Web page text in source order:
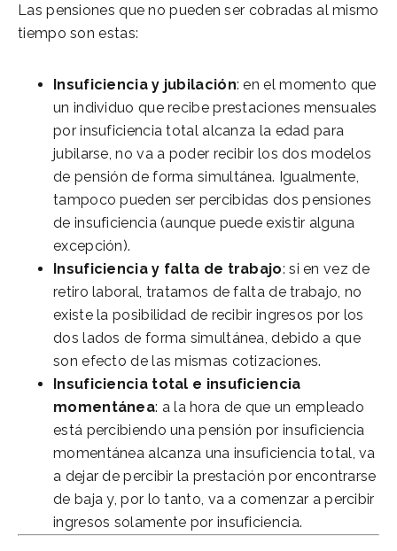
Las pensiones que no pueden ser cobradas al mismo
tiempo son estas:
Insuficiencia y jubilación: en el momento que
un individuo que recibe prestaciones mensuales
por insuficiencia total alcanza la edad para
jubilarse, no va a poder recibir los dos modelos
de pensión de forma simultánea. Igualmente,
tampoco pueden ser percibidas dos pensiones
de insuficiencia (aunque puede existir alguna
excepción).
Insuficiencia y falta de trabajo: si en vez de
retiro laboral, tratamos de falta de trabajo, no
existe la posibilidad de recibir ingresos por los
dos lados de forma simultánea, debido a que
son efecto de las mismas cotizaciones.
Insuficiencia total e insuficiencia
momentánea: a la hora de que un empleado
está percibiendo una pensión por insuficiencia
momentánea alcanza una insuficiencia total, va
a dejar de percibir la prestación por encontrarse
de baja y, por lo tanto, va a comenzar a percibir
ingresos solamente por insuficiencia.